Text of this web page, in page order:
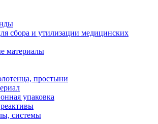
сбора и утилизации медицинских
материалы
простыни
упаковка
системы